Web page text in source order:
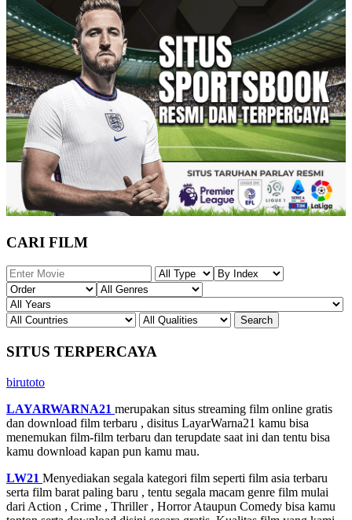
CARI FILM
SITUS TERPERCAYA
birutoto
LAYARWARNA21 merupakan situs streaming film online gratis
dan download film terbaru , disitus LayarWarna21 kamu bisa
menemukan film-film terbaru dan terupdate saat ini dan tentu bisa
kamu download kapan pun kamu mau.
LW21 Menyediakan segala kategori film seperti film asia terbaru
serta film barat paling baru , tentu segala macam genre film mulai
dari Action , Crime , Thriller , Horror Ataupun Comedy bisa kamu